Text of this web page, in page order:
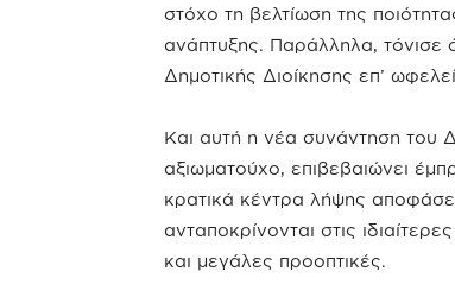
στόχο τη βελτίωση της
ανάπτυξης. Παράλληλα, τόνισε
Δημοτικής Διοίκησης επ’
Και αυτή η νέα συνάντηση του
αξιωματούχο, επιβεβαιώνει
κρατικά κέντρα λήψης
ανταποκρίνονται στις
και μεγάλες προοπτικές.